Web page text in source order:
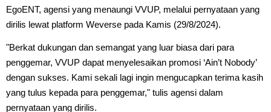
EgoENT, agensi yang menaungi VVUP, melalui pernyataan yang
dirilis lewat platform Weverse pada Kamis (29/8/2024).
"Berkat dukungan dan semangat yang luar biasa dari para
penggemar, VVUP dapat menyelesaikan promosi ‘Ain’t Nobody’
dengan sukses. Kami sekali lagi ingin mengucapkan terima kasih
yang tulus kepada para penggemar," tulis agensi dalam
pernyataan yang dirilis.